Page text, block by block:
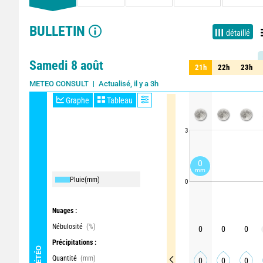
BULLETIN détaillé
Samedi 8 août
METEO CONSULT Actualisé, il y a 3h
MÉTÉO
Graphe Tableau
Pluie(mm)
Nuages :
Nébulosité (%)
Précipitations :
Quantité (mm)
3
0
21h 22h 23h
21h 22h 23h
0 0 0
0 0 0
0
mm